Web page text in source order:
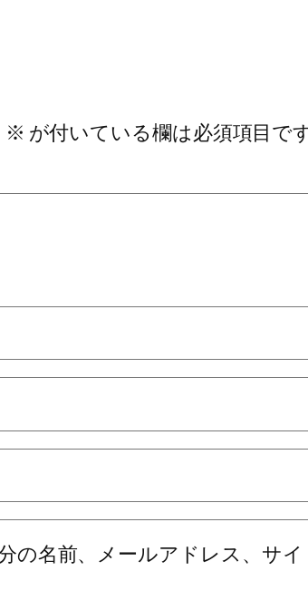
※ が付いている欄は必須項目で
名前、メールアドレス、サイ